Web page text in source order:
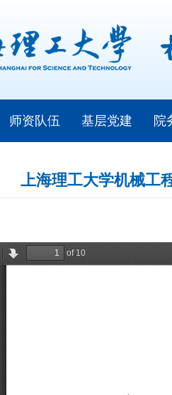
师资队伍 基层党建 院
上海理工大学机械工